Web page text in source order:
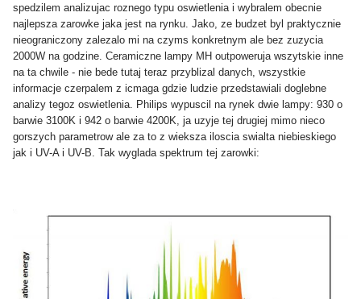
spedzilem analizujac roznego typu oswietlenia i wybralem obecnie
najlepsza zarowke jaka jest na rynku. Jako, ze budzet byl praktycznie
nieograniczony zalezalo mi na czyms konkretnym ale bez zuzycia
2000W na godzine. Ceramiczne lampy MH outpoweruja wszytskie inne
na ta chwile - nie bede tutaj teraz przyblizal danych, wszystkie
informacje czerpalem z icmaga gdzie ludzie przedstawiali doglebne
analizy tegoz oswietlenia. Philips wypuscil na rynek dwie lampy: 930 o
barwie 3100K i 942 o barwie 4200K, ja uzyje tej drugiej mimo nieco
gorszych parametrow ale za to z wieksza iloscia swialta niebieskiego
jak i UV-A i UV-B. Tak wyglada spektrum tej zarowki: